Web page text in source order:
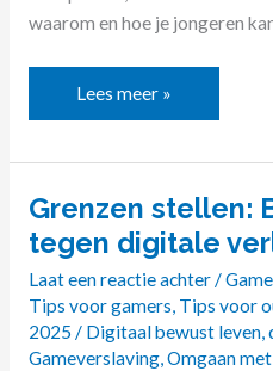
waarom en hoe je jongeren
Lees meer »
Grenzen stellen:
tegen digitale
Laat een reactie achter/
Tips voor gamers, Tips voor
2025 / Digitaal bewust leven,
Gameverslaving,Omgaan
Grenzen
stellen:
Bescherm
tegen
digitale